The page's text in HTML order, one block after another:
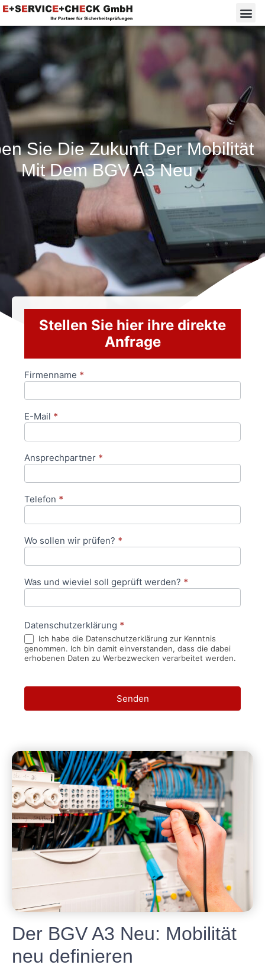
Sie Die Zukunft Der Mobilität
Mit Dem BGV A3 Neu
Stellen Sie hier ihre direkte
Anfrage
Anfrageformular
Firmenname *
E-Mail *
Ansprechpartner *
Telefon *
Wo sollen wir prüfen? *
Was und wieviel soll geprüft werden? *
Datenschutzerklärung *
Ich habe die Datenschutzerklärung zur Kenntnis
genommen. Ich bin damit einverstanden, dass die dabei
erhobenen Daten zu Werbezwecken verarbeitet werden.
Senden
Der BGV A3 Neu: Mobilität
neu definieren